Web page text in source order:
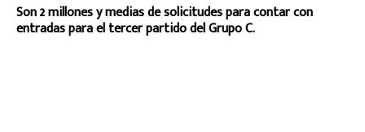
Son 2 millones y medias de solicitudes para contar con
entradas para el tercer partido del Grupo C.